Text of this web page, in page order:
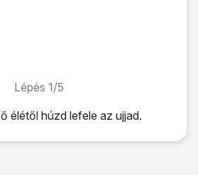
Lépés 1/5
élétől húzd lefele az ujjad.
lefele az ujjad.